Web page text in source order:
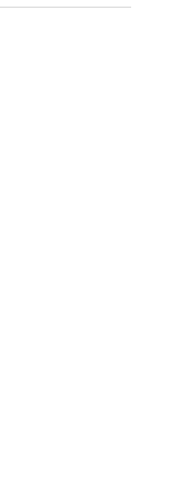
заказе до
получить в